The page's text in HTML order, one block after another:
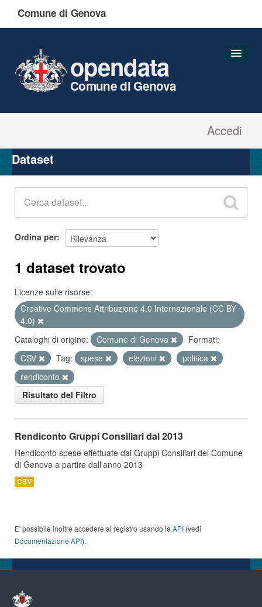
Comune di Genova
Accedi
opendata
Comune di Genova
Organizzazioni
Gruppi
Dataset
Ordina per
1 dataset trovato
Licenze sulle risorse:
Creative Commons Attribuzione 4.0 Internazionale (CC BY
4.0)
Cataloghi di origine:
Comune di Genova
Formati:
CSV
Tag: spese elezioni
politica
rendiconto
Risultato del Filtro
Rendiconto Gruppi Consiliari dal 2013
Rendiconto spese effettuate dai Gruppi Consiliari del Comune
di Genova a partire dall'anno 2013
CSV
E' possibile inoltre accedere al registro usando le API (vedi
Documentazione API).